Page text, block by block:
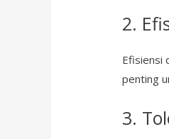
2.
Efisiensi
penting
3.